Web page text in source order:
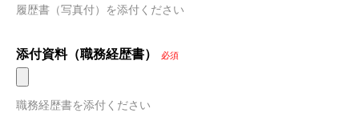
履歴書（写真付）を添付ください
添付資料（職務経歴書） 必須
職務経歴書を添付ください